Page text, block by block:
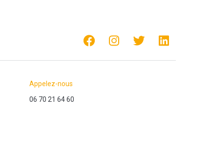
Appelez-nous
06 70 21 64 60